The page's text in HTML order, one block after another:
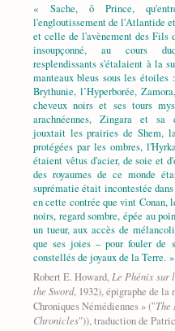
« Sache, ô Prince,
l'engloutissement de l'Atlantide
et celle de l'avènement des Fils
insoupçonné, au cours
resplendissants s'étalaient à la
manteaux bleus sous les
Brythunie, l’Hyperborée,
cheveux noirs et ses tours
arachnéennes, Zingara et
jouxtait les prairies de Shem,
protégées par les ombres,
étaient vêtus d'acier, de soie et
des royaumes de ce monde
suprématie était incontestée
en cette contrée que vint Conan,
noirs, regard sombre, épée au
un tueur, aux accès de
que ses joies – pour fouler de
constellés de joyaux de la Terre. »
Robert E. Howard, Le Phénix sur
the Sword, 1932), épigraphe de
Chroniques Némédiennes » ("The
Chronicles")), traduction de